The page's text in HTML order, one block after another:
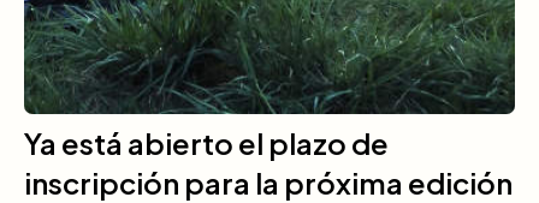
Ya está abierto el plazo de
inscripción para la próxima edición